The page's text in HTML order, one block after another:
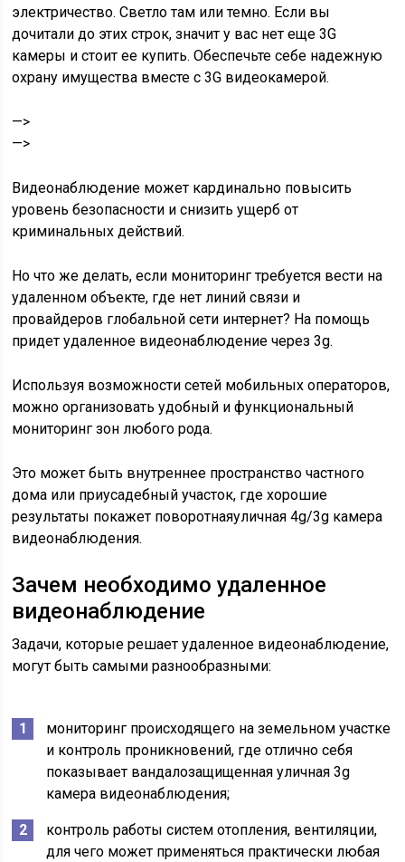
электричество. Светло там или темно. Если вы
дочитали до этих строк, значит у вас нет еще 3G
камеры и стоит ее купить. Обеспечьте себе надежную
охрану имущества вместе с 3G видеокамерой.
—>
—>
Видеонаблюдение может кардинально повысить
уровень безопасности и снизить ущерб от
криминальных действий.
Но что же делать, если мониторинг требуется вести на
удаленном объекте, где нет линий связи и
провайдеров глобальной сети интернет? На помощь
придет удаленное видеонаблюдение через 3g.
Используя возможности сетей мобильных операторов,
можно организовать удобный и функциональный
мониторинг зон любого рода.
Это может быть внутреннее пространство частного
дома или приусадебный участок, где хорошие
результаты покажет поворотнаяуличная 4g/3g камера
видеонаблюдения.
Зачем необходимо удаленное
видеонаблюдение
Задачи, которые решает удаленное видеонаблюдение,
могут быть самыми разнообразными:
мониторинг происходящего на земельном участке
и контроль проникновений, где отлично себя
показывает вандалозащищенная уличная 3g
камера видеонаблюдения;
контроль работы систем отопления, вентиляции,
для чего может применяться практически любая